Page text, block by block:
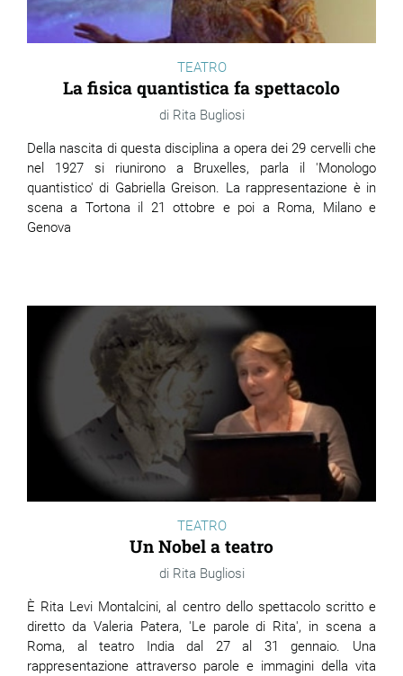
TEATRO
La fisica quantistica fa spettacolo
Rita Bugliosi
Della nascita di questa disciplina a opera dei 29 cervelli che
nel 1927 si riunirono a Bruxelles, parla il 'Monologo
quantistico' di Gabriella Greison. La rappresentazione è in
scena a Tortona il 21 ottobre e poi a Roma, Milano e
Genova
TEATRO
Un Nobel a teatro
Rita Bugliosi
È Rita Levi Montalcini, al centro dello spettacolo scritto e
diretto da Valeria Patera, 'Le parole di Rita', in scena a
Roma, al teatro India dal 27 al 31 gennaio. Una
rappresentazione attraverso parole e immagini della vita